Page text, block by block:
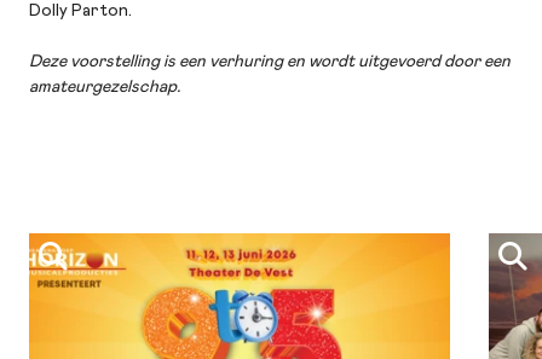
Dolly Parton.
Deze voorstelling is een verhuring en wordt uitgevoerd door een
amateurgezelschap.